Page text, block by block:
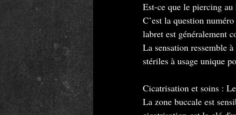
Est-ce que le piercing
C’est la question
labret est généralement
La sensation ressemble
stériles à usage unique
Cicatrisation et soins :
La zone buccale est